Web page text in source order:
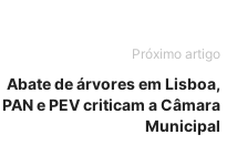
Próximo artigo
Abate de árvores em Lisboa,
PAN e PEV criticam a Câmara
Municipal